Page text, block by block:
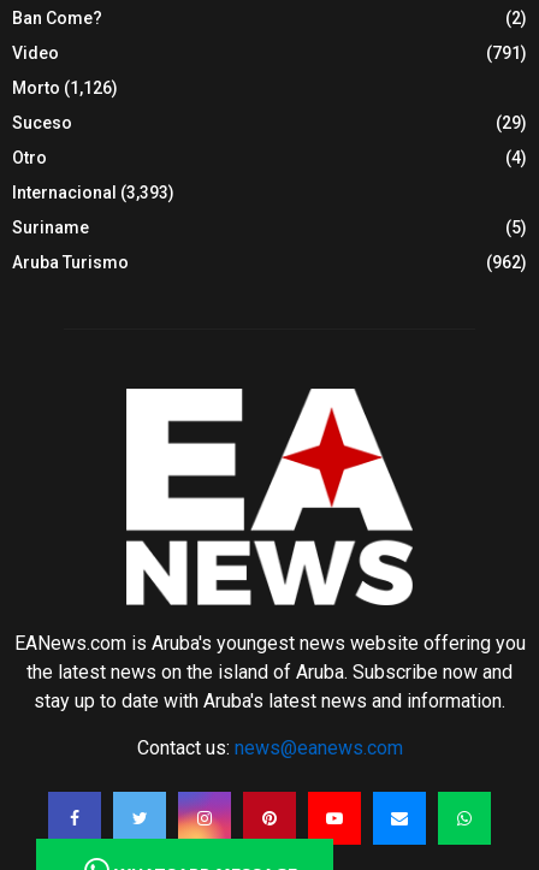
Ban Come?
(2)
Video
(791)
Morto (1,126)
Suceso
(29)
Otro
(4)
Internacional (3,393)
Suriname
(5)
Aruba Turismo
(962)
EANews.com is Aruba's youngest news website offering you
the latest news on the island of Aruba. Subscribe now and
stay up to date with Aruba's latest news and information.
Contact us: news@eanews.com